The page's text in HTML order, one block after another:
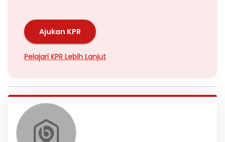
Ajukan KPR
Pelajari KPR Lebih Lanjut